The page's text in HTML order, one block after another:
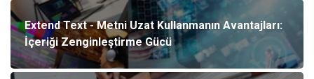
Extend Text - Metni Uzat Kullanmanın Avantajları:
İçeriği Zenginleştirme Gücü